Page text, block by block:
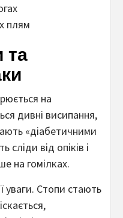
плям
та
на
дивні висипання,
«діабетичними
від опіків і
на гомілках.
уваги. Стопи стають